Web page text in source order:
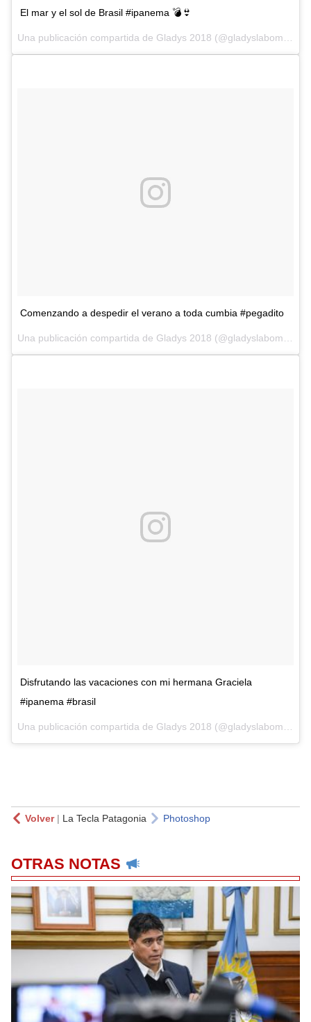
El mar y el sol de Brasil #ipanema 💣👙
Una publicación compartida de Gladys 2018 (@gladyslabomba18) el
Comenzando a despedir el verano a toda cumbia #pegadito
Una publicación compartida de Gladys 2018 (@gladyslabomba18) el
Disfrutando las vacaciones con mi hermana Graciela
#ipanema #brasil
Una publicación compartida de Gladys 2018 (@gladyslabomba18) el
Volver| La Tecla Patagonia Photoshop
OTRAS NOTAS